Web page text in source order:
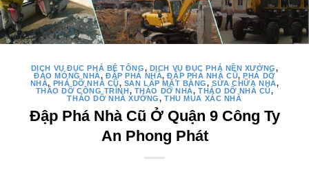
DỊCH VỤ ĐỤC PHÁ BÊ TÔNG, DỊCH VỤ ĐỤC PHÁ NỀN XƯỞNG,
ĐÀO MÓNG NHÀ,ĐẬP PHÁ NHÀ,ĐẬP PHÁ NHÀ CŨ,PHÁ DỠ
NHÀ, PHÁ DỠ NHÀ CŨ, SAN LẤP MẶT BẰNG, SỬA CHỮA NHÀ,
THÁO DỠ CÔNG TRÌNH, THÁO DỠ NHÀ,THÁO DỠ NHÀ CŨ,
THÁO DỠ NHÀ XƯỞNG,THU MUA XÁC NHÀ
Đập Phá Nhà Cũ Ở Quận 9 Công Ty
An Phong Phát